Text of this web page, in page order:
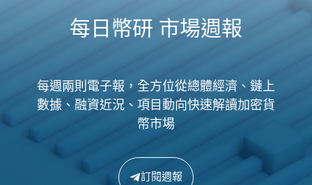
每日幣研 市場週報
每週兩則電子報，全方位從總體經濟、鏈上
數據、融資近況、項目動向快速解讀加密貨
幣市場
訂閱週報